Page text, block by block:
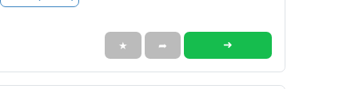
★ ➦ ➜